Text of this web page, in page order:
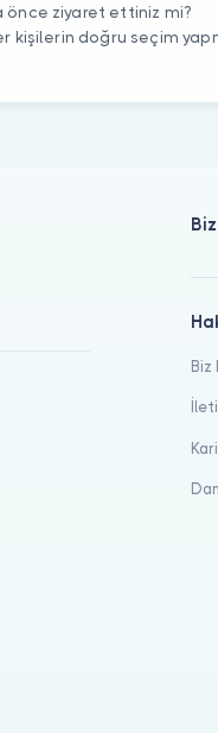
önce ziyaret ettiniz mi?
kişilerin doğru seçim
Biz